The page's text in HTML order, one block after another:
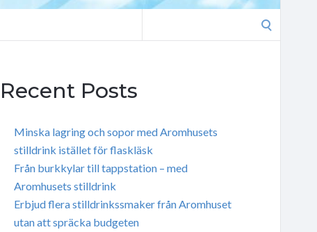
Recent Posts
Minska lagring och sopor med Aromhusets
stilldrink istället för flaskläsk
Från burkkylar till tappstation – med
Aromhusets stilldrink
Erbjud flera stilldrinkssmaker från Aromhuset
utan att spräcka budgeten